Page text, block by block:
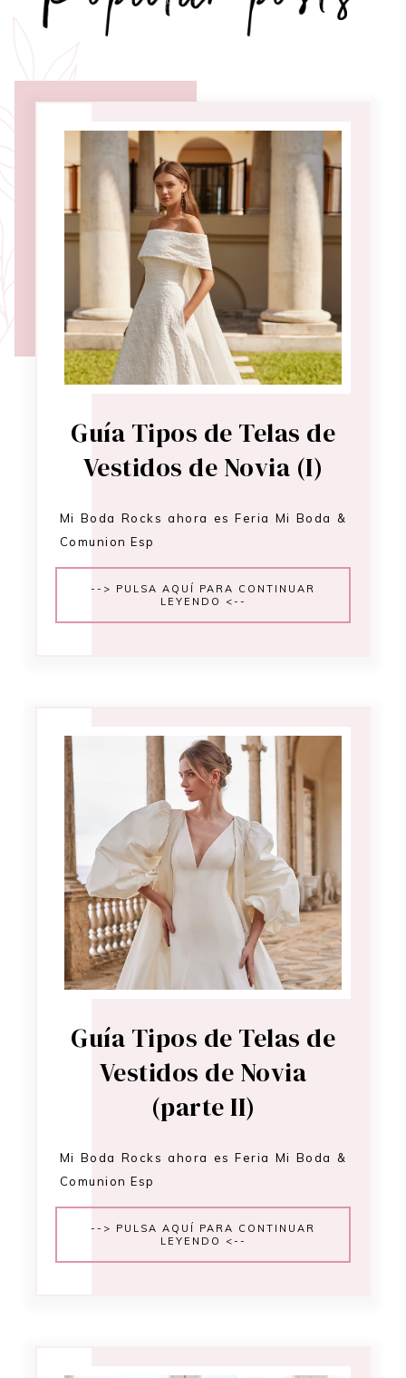
Guía Tipos de Telas de
Vestidos de Novia (I)
Mi Boda Rocks ahora es Feria Mi Boda &
Comunion Esp
--> PULSA AQUÍ PARA CONTINUAR
LEYENDO <--
Guía Tipos de Telas de
Vestidos de Novia
(parte II)
Mi Boda Rocks ahora es Feria Mi Boda &
Comunion Esp
--> PULSA AQUÍ PARA CONTINUAR
LEYENDO <--